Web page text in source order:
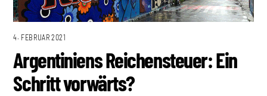
4. FEBRUAR 2021
Argentiniens Reichensteuer: Ein
Schritt vorwärts?